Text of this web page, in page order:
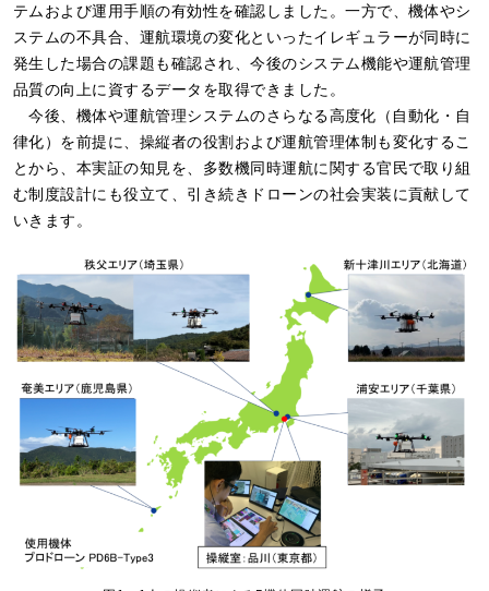
テムおよび運用手順の有効性を確認しました。一方で、機体やシ
ステムの不具合、運航環境の変化といったイレギュラーが同時に
発生した場合の課題も確認され、今後のシステム機能や運航管理
品質の向上に資するデータを取得できました。
今後、機体や運航管理システムのさらなる高度化（自動化・自
律化）を前提に、操縦者の役割および運航管理体制も変化するこ
とから、本実証の知見を、多数機同時運航に関する官民で取り組
む制度設計にも役立て、引き続きドローンの社会実装に貢献して
いきます。